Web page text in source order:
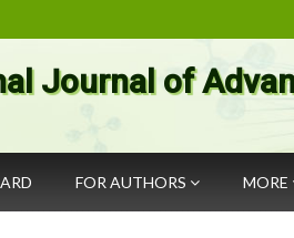
Journal of
FOR AUTHORS MORE